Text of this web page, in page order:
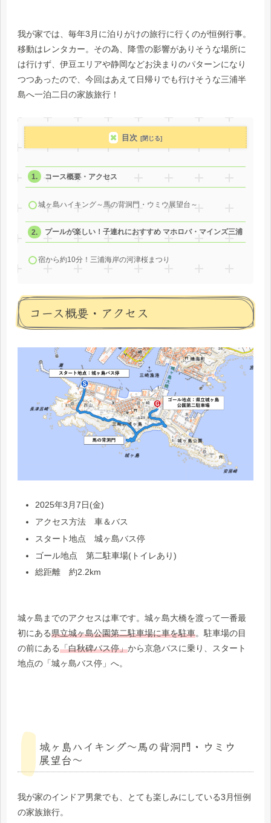
我が家では、毎年3月に泊りがけの旅行に行くのが恒例行事。
移動はレンタカー。その為、降雪の影響がありそうな場所に
は行けず、伊豆エリアや静岡などお決まりのパターンになり
つつあったので、今回はあえて日帰りでも行けそうな三浦半
島へ一泊二日の家族旅行！
目次
コース概要・アクセス
城ヶ島ハイキング～馬の背洞門・ウミウ展望台～
プールが楽しい！子連れにおすすめ マホロバ・マインズ三浦
宿から約10分！三浦海岸の河津桜まつり
コース概要・アクセス
2025年3月7日(金)
アクセス方法 車＆バス
スタート地点 城ヶ島バス停
ゴール地点 第二駐車場(トイレあり)
総距離 約2.2km
城ヶ島までのアクセスは車です。城ヶ島大橋を渡って一番最
初にある県立城ヶ島公園第二駐車場に車を駐車。駐車場の目
の前にある「白秋碑バス停」から京急バスに乗り、スタート
地点の「城ヶ島バス停」へ。
城ヶ島ハイキング～馬の背洞門・ウミウ
展望台～
我が家のインドア男衆でも、とても楽しみにしている3月恒例
の家族旅行。